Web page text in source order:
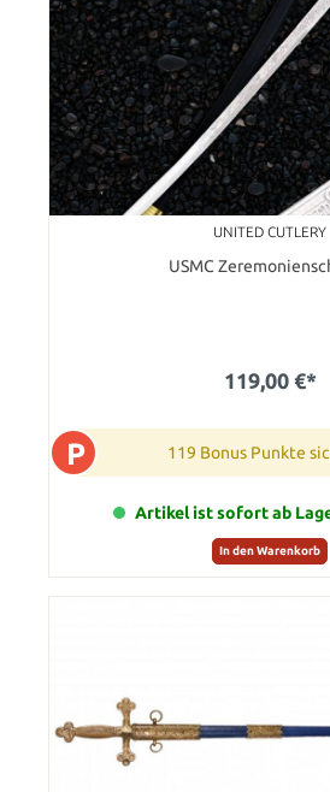
UNITED CUTLERY
USMC
119,00 €*
P 119 Bonus Punkte
Artikel ist sofort ab
In den Warenkorb